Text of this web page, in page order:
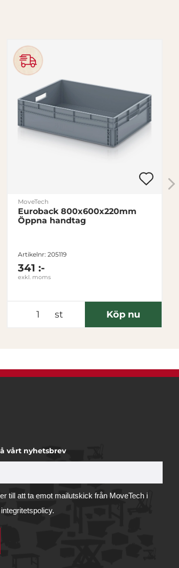
MoveTech
Euroback 800x600x220mm
Öppna handtag
Artikelnr: 205119
341 :-
exkl. moms
st Köp nu
vårt nyhetsbrev
till att ta emot mailutskick från MoveTech i